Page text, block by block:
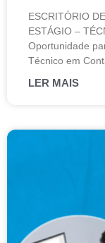
ESCRITÓRIO
ESTÁGIO –
Oportunidade
Técnico em
LER MAIS